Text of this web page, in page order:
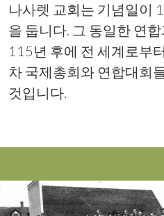
나사렛 교회는 기념일이
을 둡니다. 그 동일한 연
115년 후에 전 세계로부
차 국제총회와 연합대회
것입니다.